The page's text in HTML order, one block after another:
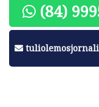
(84)